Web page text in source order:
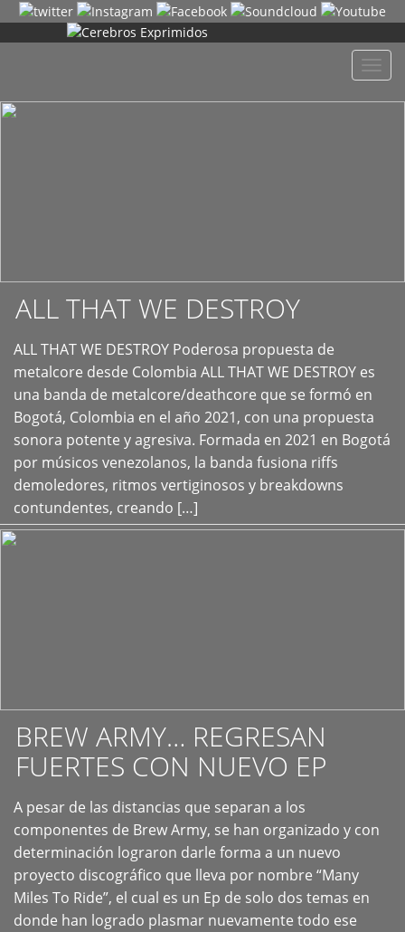
ALL THAT WE DESTROY
ALL THAT WE DESTROY Poderosa propuesta de
metalcore desde Colombia ALL THAT WE DESTROY es
una banda de metalcore/deathcore que se formó en
Bogotá, Colombia en el año 2021, con una propuesta
sonora potente y agresiva. Formada en 2021 en Bogotá
por músicos venezolanos, la banda fusiona riffs
demoledores, ritmos vertiginosos y breakdowns
contundentes, creando […]
+
BREW ARMY… REGRESAN
FUERTES CON NUEVO EP
A pesar de las distancias que separan a los
componentes de Brew Army, se han organizado y con
determinación lograron darle forma a un nuevo
proyecto discográfico que lleva por nombre “Many
Miles To Ride”, el cual es un Ep de solo dos temas en
donde han logrado plasmar nuevamente todo ese
+